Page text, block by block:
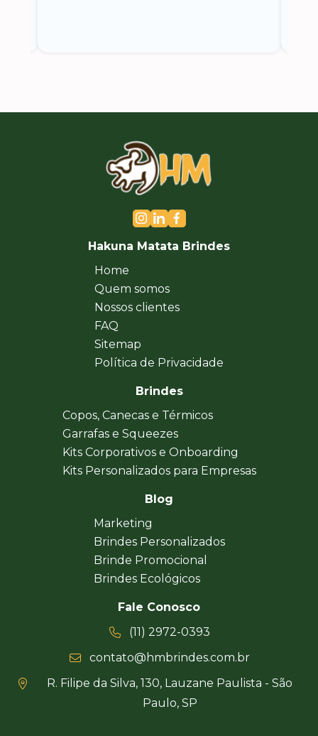
Hakuna Matata Brindes
Home
Quem somos
Nossos clientes
FAQ
Sitemap
Política de Privacidade
Brindes
Copos, Canecas e Térmicos
Garrafas e Squeezes
Kits Corporativos e Onboarding
Kits Personalizados para Empresas
Blog
Marketing
Brindes Personalizados
Brinde Promocional
Brindes Ecológicos
Fale Conosco
(11) 2972-0393
contato@hmbrindes.com.br
R. Filipe da Silva, 130, Lauzane Paulista - São
Paulo, SP